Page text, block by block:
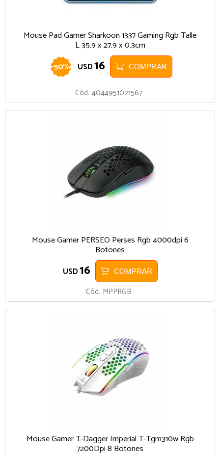
Mouse Pad Gamer Sharkoon 1337 Gaming Rgb Talle
L 35.9 x 27.9 x 0.3cm
-50% USD16 COMPRAR
Cód. 4044951021567
Mouse Gamer PERSEO Perses Rgb 4000dpi 6
Botones
USD16 COMPRAR
Cód. MPPRGB
Mouse Gamer T-Dagger Imperial T-Tgm310w Rgb
7200Dpi 8 Botones